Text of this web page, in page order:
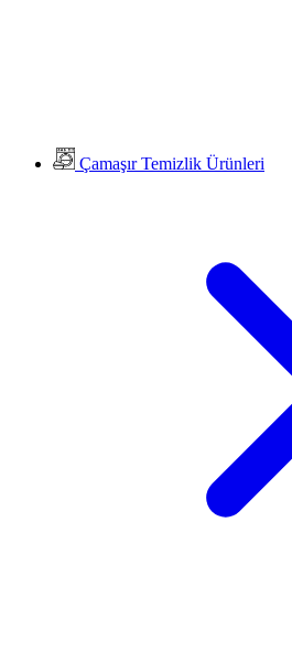
Çamaşır Temizlik Ürünleri